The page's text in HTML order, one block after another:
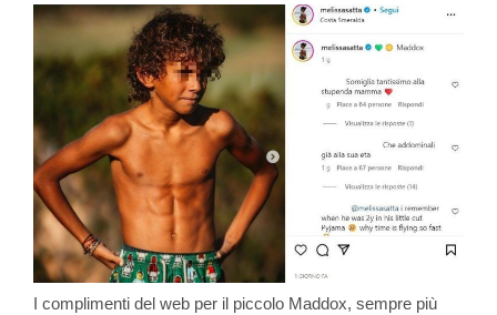
I complimenti del web per il piccolo Maddox, sempre più